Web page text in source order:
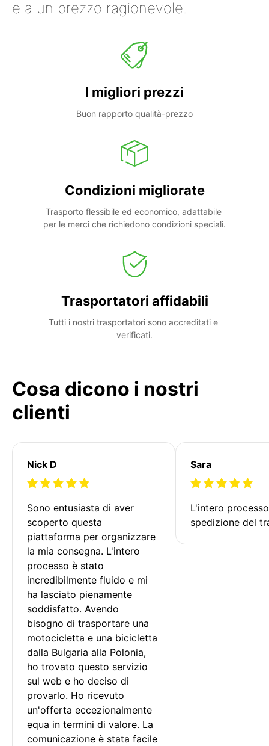
e a un prezzo ragionevole.
I migliori prezzi
Buon rapporto qualità-prezzo
Condizioni migliorate
Trasporto flessibile ed economico, adattabile
per le merci che richiedono condizioni speciali.
Trasportatori affidabili
Tutti i nostri trasportatori sono accreditati e
verificati.
Cosa dicono i nostri
clienti
Nick D
Sono entusiasta di aver
scoperto questa
piattaforma per organizzare
la mia consegna. L'intero
processo è stato
incredibilmente fluido e mi
ha lasciato pienamente
soddisfatto. Avendo
bisogno di trasportare una
motocicletta e una bicicletta
dalla Bulgaria alla Polonia,
ho trovato questo servizio
sul web e ho deciso di
provarlo. Ho ricevuto
un'offerta eccezionalmente
equa in termini di valore. La
comunicazione è stata facile
Sara
L'intero
spedizione del